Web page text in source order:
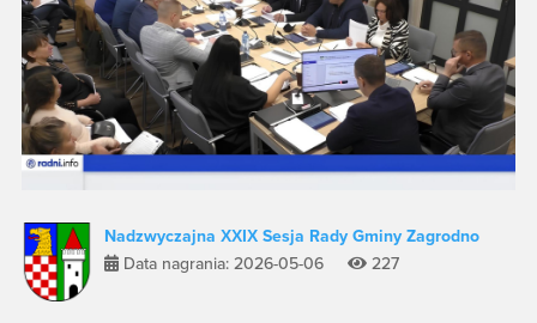
Nadzwyczajna XXIX Sesja Rady Gminy Zagrodno
Data nagrania: 2026-05-06
227